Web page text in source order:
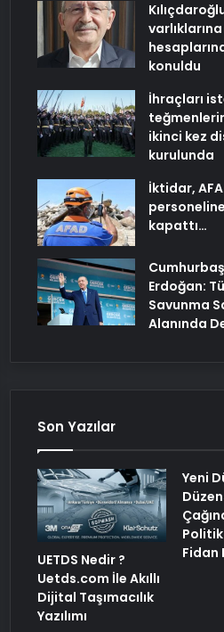
konuldu
İhraçları
ikinci kez
kurulunda
İktidar,
kapattı…
Erdoğan:
Savunma
Alanında
Son Yazılar
UETDS Nedir ?
Uetds.com İle Akıllı
Dijital Taşımacılık
Yazılımı
Yeni
Fidan